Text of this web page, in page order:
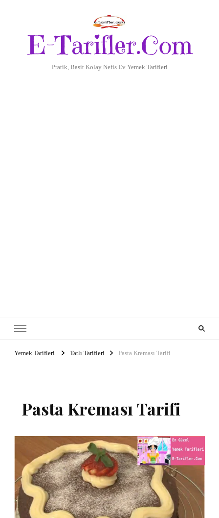
E-Tarifler.Com
Pratik, Basit Kolay Nefis Ev Yemek Tarifleri
Yemek Tarifleri Tatlı Tarifleri Pasta Kreması Tarifi
Pasta Kreması Tarifi